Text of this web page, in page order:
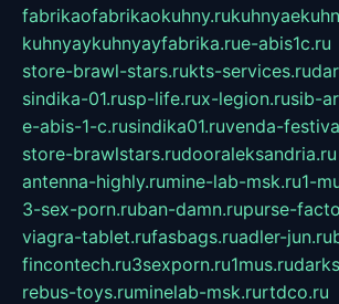
fabrikaofabrikaokuhny.ru
kuhnyaykuhnyayfabrika.rue-abis1c.ru
store-brawl-stars.rukts-services.ru
sindika-01.rusp-life.rux-legion.rusib-
e-abis-1-c.rusindika01.ruvenda-
store-brawlstars.rudooraleksandria.ru
antenna-highly.rumine-lab-msk.ru1-
3-sex-porn.ruban-damn.rupurse-
viagra-tablet.rufasbags.ruadler-jun.ru
fincontech.ru3sexporn.ru1mus.ru
rebus-toys.ruminelab-msk.rurtdco.ru